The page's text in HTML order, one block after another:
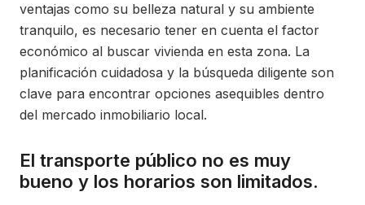
ventajas como su belleza natural y su ambiente
tranquilo, es necesario tener en cuenta el factor
económico al buscar vivienda en esta zona. La
planificación cuidadosa y la búsqueda diligente son
clave para encontrar opciones asequibles dentro
del mercado inmobiliario local.
El transporte público no es muy
bueno y los horarios son limitados.